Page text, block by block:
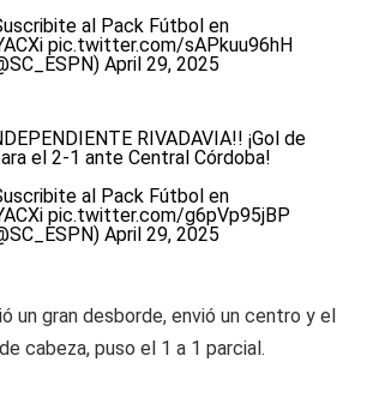
al Pack Fútbol en
pic.twitter.com/sAPkuu96hH
April 29, 2025
RIVADAVIA!! ¡Gol de
el 2-1 ante Central Córdoba!
al Pack Fútbol en
pic.twitter.com/g6pVp95jBP
April 29, 2025
un gran desborde, envió un centro y el
cabeza, puso el 1 a 1 parcial.